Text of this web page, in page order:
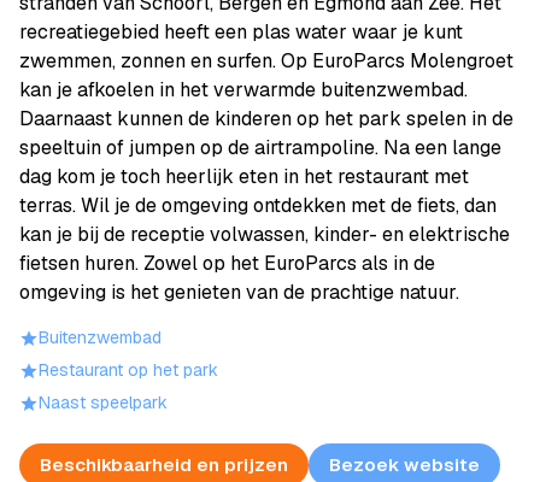
recreatiegebied heeft een plas water waar je kunt
zwemmen, zonnen en surfen. Op EuroParcs Molengroet
kan je afkoelen in het verwarmde buitenzwembad.
Daarnaast kunnen de kinderen op het park spelen in de
speeltuin of jumpen op de airtrampoline. Na een lange
dag kom je toch heerlijk eten in het restaurant met
terras. Wil je de omgeving ontdekken met de fiets, dan
kan je bij de receptie volwassen, kinder- en elektrische
fietsen huren. Zowel op het EuroParcs als in de
omgeving is het genieten van de prachtige natuur.
Buitenzwembad
Restaurant op het park
Naast speelpark
Beschikbaarheid en prijzen Bezoek website